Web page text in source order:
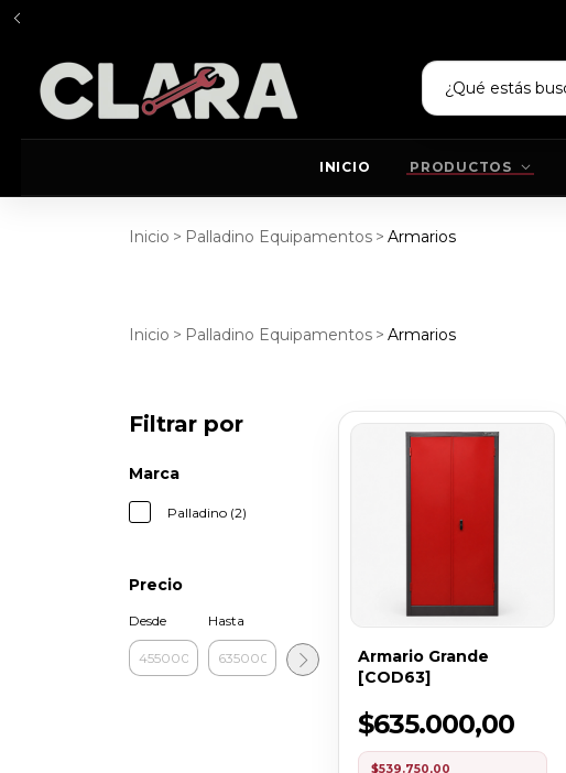
INICIO PRODUCTOS
Inicio > Palladino Equipamentos > Armarios
Inicio > Palladino Equipamentos > Armarios
Filtrar por
Marca
Palladino (2)
Precio
Desde Hasta
Armario Grande
[COD63]
$635.000,00
$539.750,00